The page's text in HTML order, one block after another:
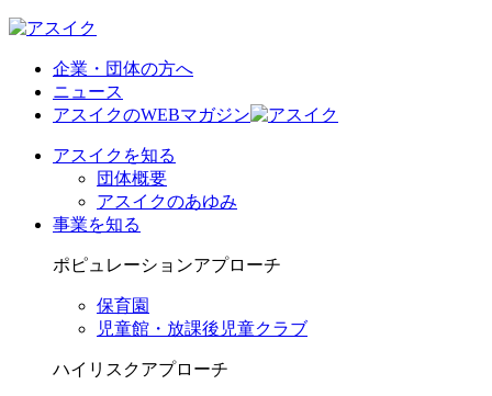
企業・団体の方へ
ニュース
アスイクのWEBマガジン
アスイクを知る
団体概要
アスイクのあゆみ
事業を知る
ポピュレーションアプローチ
保育園
児童館・放課後児童クラブ
ハイリスクアプローチ